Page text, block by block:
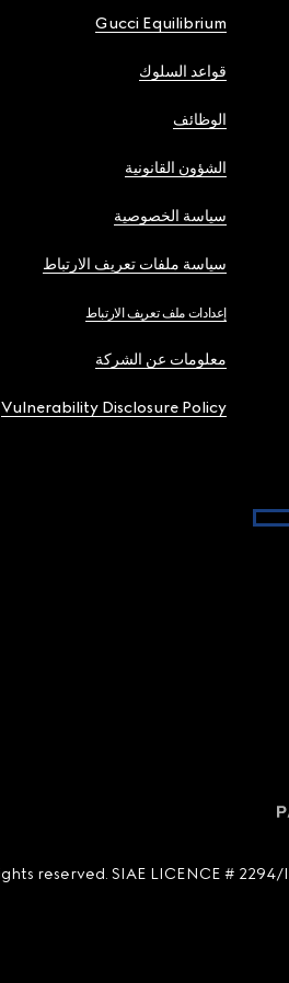
Gucci Equilibrium
قواعد السلوك
الوظائف
الشؤون القانونية
سياسة الخصوصية
سياسة ملفات تعريف الارتباط
إعدادات ملف تعريف الارتباط
معلومات عن الشركة
Vulnerability Disclosure Policy